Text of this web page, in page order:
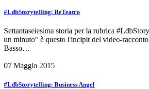
#LdbStorytelling: ReTeatro
Settantaseiesima storia per la rubrica
un minuto" è questo l'incipit del video-
Basso…
07 Maggio 2015
#LdbStorytelling: Business Angel